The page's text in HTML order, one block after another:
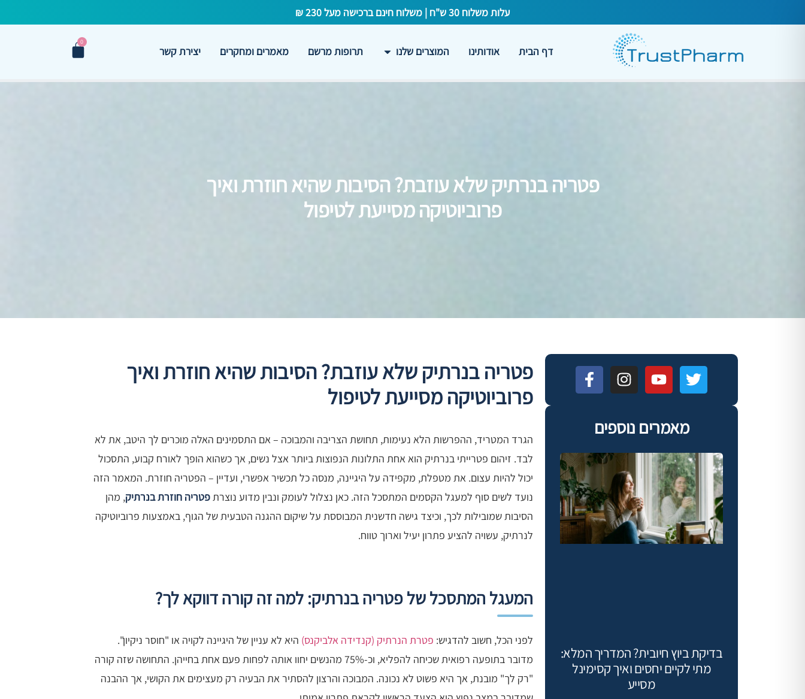
עלות משלוח 30 ש"ח | משלוח חינם ברכישה מעל 230 ₪
דף הבית אודותינו המוצרים שלנו תרופות מרשם מאמרים ומחקרים יצירת קשר
0
פטריה בנרתיק שלא עוזבת? הסיבות שהיא חוזרת ואיך
פרוביוטיקה מסייעת לטיפול
מאמרים נוספים
בדיקת ביוץ חיובית? המדריך המלא:
מתי לקיים יחסים ואיך קסימינל
מסייע
פטריה בנרתיק שלא עוזבת? הסיבות שהיא חוזרת ואיך
פרוביוטיקה מסייעת לטיפול
הגרד המטריד, ההפרשות הלא נעימות, תחושת הצריבה והמבוכה – אם התסמינים האלה מוכרים לך היטב, את לא
לבד. זיהום פטרייתי בנרתיק הוא אחת התלונות הנפוצות ביותר אצל נשים, אך כשהוא הופך לאורח קבוע, התסכול
יכול להיות עצום. את מטפלת, מקפידה על היגיינה, מנסה כל תכשיר אפשרי, ועדיין – הפטריה חוזרת. המאמר הזה
נועד לשים סוף למעגל הקסמים המתסכל הזה. כאן נצלול לעומק ונבין מדוע נוצרתפטריה חוזרת בנרתיק, מהן
הסיבות שמובילות לכך, וכיצד גישה חדשנית המבוססת על שיקום ההגנה הטבעית של הגוף, באמצעות פרוביוטיקה
לנרתיק, עשויה להציע פתרון יעיל וארוך טווח.
המעגל המתסכל של פטריה בנרתיק: למה זה קורה דווקא לך?
לפני הכל, חשוב להדגיש: פטרת הנרתיק (קנדידה אלביקנס) היא לא עניין של היגיינה לקויה או "חוסר ניקיון".
מדובר בתופעה רפואית שכיחה להפליא, וכ-75% מהנשים יחוו אותה לפחות פעם אחת בחייהן. התחושה שזה קורה
"רק לך" מובנת, אך היא פשוט לא נכונה. המבוכה והרצון להסתיר את הבעיה רק מעצימים את הקושי, אך ההבנה